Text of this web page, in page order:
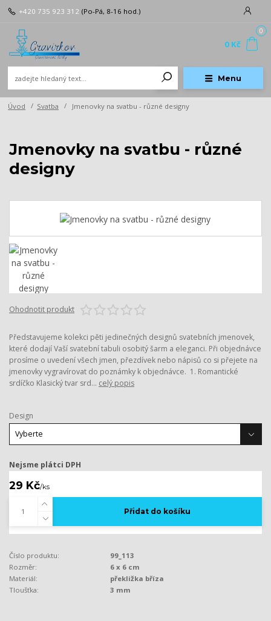
Menu
+420 735 923 312 (Po-Pá, 8-16 hod.)
0
0 Kč
Úvod Svatba Jmenovky na svatbu - různé designy
Jmenovky na svatbu - různé
designy
Ohodnotit produkt
Představujeme kolekci pěti jedinečných designů svatebních jmenovek,
které dodají Vaší svatební tabuli osobitý šarm a eleganci. Při objednávce
prosíme o uvedení všech jmen, přezdívek nebo nápisů co si přejete na
jmenovky vygravírovat do poznámky k objednávce. 1. Romantické
srdíčko Klasický tvar srd... celý popis
Design
Nejsme plátci DPH
29 Kč/ks
Přidat do košíku
Číslo produktu:
99_113
Rozměr:
6 x 6 cm
Materiál:
překližka bříza
Tloušťka:
3 mm